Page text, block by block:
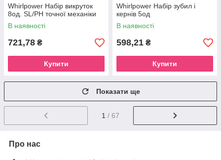
Whirlpower Набір викруток
8од. SL/PH точної механіки
В наявності
721,78 ₴
Купити
Whirlpower Набір зубил і
кернів 5од
В наявності
598,21 ₴
Купити
Показати ще
1 / 67
Про нас